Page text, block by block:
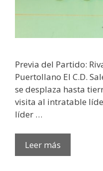
Previa del Partido:
Puertollano El C.D.
se desplaza hasta
visita al intratable
líder …
Leer más